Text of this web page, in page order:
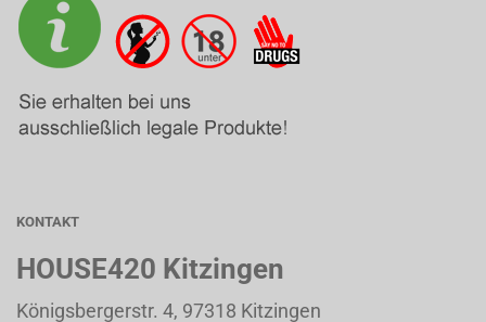
KONTAKT
HOUSE420 Kitzingen
Königsbergerstr. 4, 97318 Kitzingen